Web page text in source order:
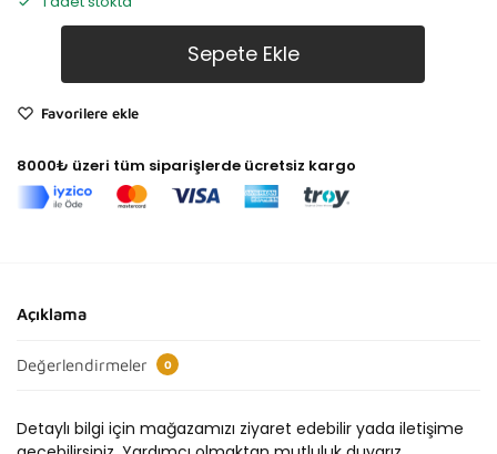
Sepete Ekle
Favorilere ekle
8000₺ üzeri tüm siparişlerde ücretsiz kargo
Açıklama
Değerlendirmeler 0
Detaylı bilgi için mağazamızı ziyaret edebilir yada iletişime